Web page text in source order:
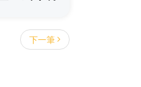
下一筆